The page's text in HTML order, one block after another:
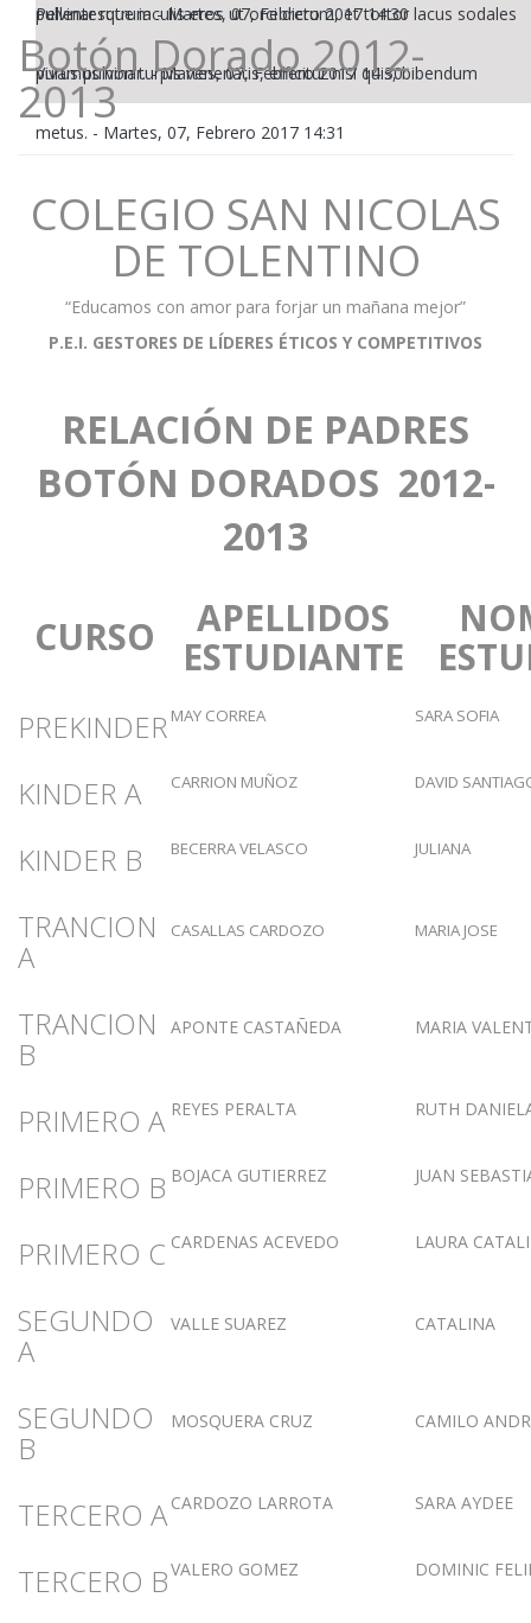
pulvinar rutrum-Martes, 07, Febrero 2017 14:30
Pellentesque iaculis eros ut orci dictum, et tortor lacus sodales
purus pulvinar.-Martes, 07, Febrero 2017 14:30
Vivamus non turpis venenatis, efficitur nisl quis, bibendum
metus. - Martes, 07, Febrero 2017 14:31
Botón Dorado 2012-
2013
COLEGIO SAN NICOLAS
DE TOLENTINO
“Educamos con amor para forjar un mañana mejor”
P.E.I. GESTORES DE LÍDERES ÉTICOS Y COMPETITIVOS
RELACIÓN DE PADRES
BOTÓN DORADOS 2012-
2013
CURSO
APELLIDOS
ESTUDIANTE
PREKINDER MAY CORREA SARA SOFIA
KINDER A CARRION MUÑOZ DAVID
KINDER B BECERRA VELASCO JULIANA
TRANCION
A
CASALLAS CARDOZO MARIA JOSE
TRANCION
B
APONTE CASTAÑEDA MARIA
PRIMERO A REYES PERALTA RUTH
PRIMERO B BOJACA GUTIERREZ JUAN
PRIMERO C CARDENAS ACEVEDO LAURA
SEGUNDO
A
VALLE SUAREZ CATALINA
SEGUNDO
B
MOSQUERA CRUZ CAMILO
TERCERO A CARDOZO LARROTA SARA AYDEE
TERCERO BVALERO GOMEZ DOMINIC